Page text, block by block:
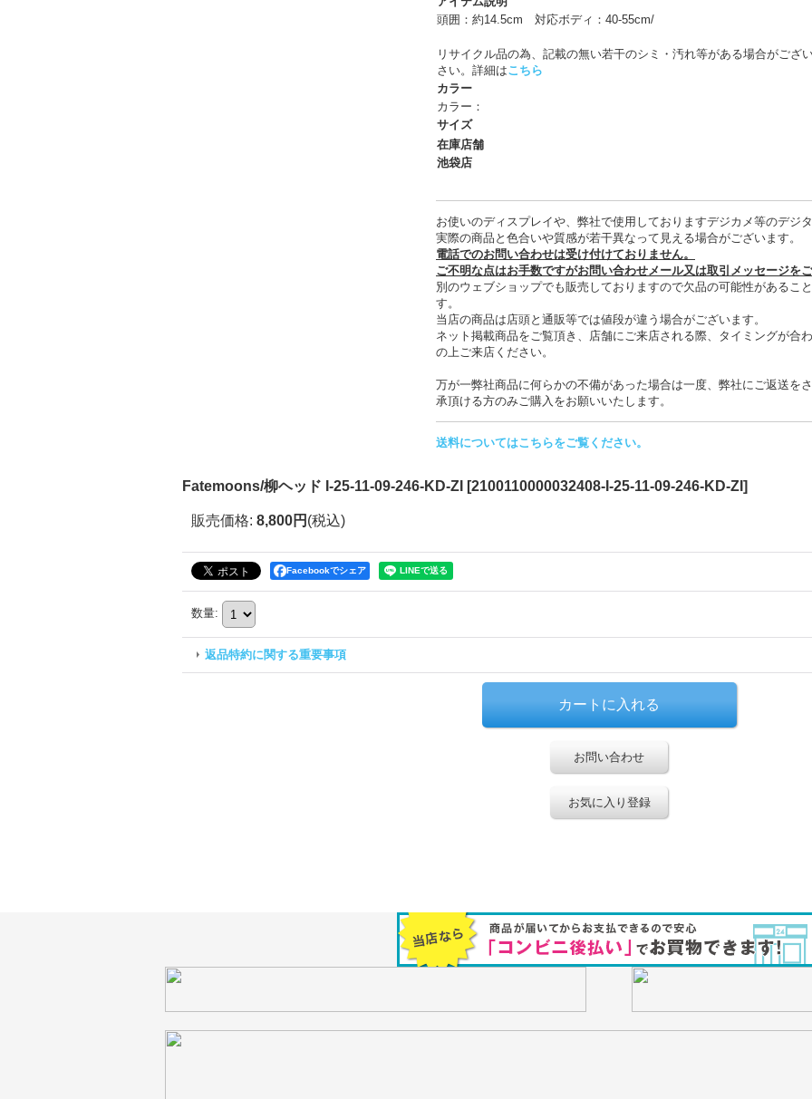
頭囲：約14.5cm 対応ボディ：40-55cm/
リサイクル品の為、記載の無い若干のシミ・汚れ等がある場合がござ
さい。詳細はこちら
カラー
カラー：
サイズ
在庫店舗
池袋店
お使いのディスプレイや、弊社で使用しておりますデジカメ等のデジ
実際の商品と色合いや質感が若干異なって見える場合がございます。
電話でのお問い合わせは受け付けておりません。
ご不明な点はお手数ですがお問い合わせメール又は取引メッセージをご
別のウェブショップでも販売しておりますので欠品の可能性があるこ
す。
当店の商品は店頭と通販等では値段が違う場合がございます。
ネット掲載商品をご覧頂き、店舗にご来店される際、タイミングが合
の上ご来店ください。
万が一弊社商品に何らかの不備があった場合は一度、弊社にご返送を
承頂ける方のみご購入をお願いいたします。
送料についてはこちらをご覧ください。
Fatemoons/柳ヘッド I-25-11-09-246-KD-ZI [2100110000032408-I-25-11-09-246-KD-ZI ]
販売価格: 8,800円 (税込)
Facebookでシェア
数量:
返品特約に関する重要事項
お問い合わせ
お気に入り登録